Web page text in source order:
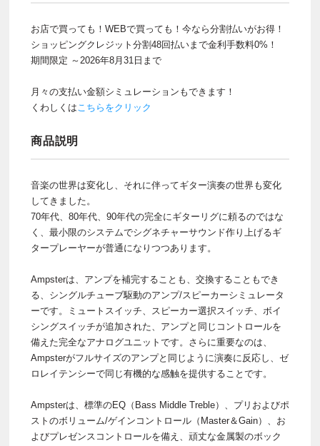
お店で買っても！WEBで買っても！今なら分割払いがお得！
ショッピングクレジット分割48回払いまで金利手数料0%！
期間限定 ～2026年8月31日まで
月々の支払い金額シミュレーションもできます！
くわしくはこちらをクリック
商品説明
音楽の世界は変化し、それに伴ってギター演奏の世界も変化
してきました。
70年代、80年代、90年代の完全にギターリグに頼るのではな
く、最小限のシステムでシグネチャーサウンド作り上げるギ
タープレーヤーが普通になりつつあります。
Ampsterは、アンプを補完することも、交換することもでき
る、シングルチューブ駆動のアンプ/スピーカーシミュレータ
ーです。ミュートスイッチ、スピーカー選択スイッチ、ボイ
シングスイッチが追加された、アンプと同じコントロールを
備えた完全なアナログユニットです。さらに重要なのは、
Ampsterがフルサイズのアンプと同じように演奏に反応し、ゼ
ロレイテンシーで同じ有機的な感触を提供することです。
Ampsterは、標準のEQ（Bass Middle Treble）、プリおよびポ
ストのボリューム/ゲインコントロール（Master＆Gain）、お
よびプレゼンスコントロールを備え、頑丈な金属製のボック